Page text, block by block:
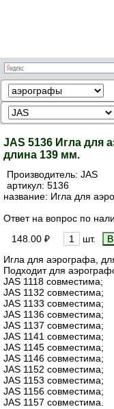
JAS 5136 Игла для
длина 139 мм.
Производитель: JAS
артикул: 5136
название: Игла для
Ответ на вопрос по
148.00 ₽
шт.
Игла для аэрографа,
Подходит для
JAS 1118 совместима;
JAS 1132 совместима;
JAS 1133 совместима;
JAS 1136 совместима;
JAS 1137 совместима;
JAS 1141 совместима;
JAS 1145 совместима;
JAS 1146 совместима;
JAS 1152 совместима;
JAS 1153 совместима;
JAS 1156 совместима;
JAS 1157 совместима.